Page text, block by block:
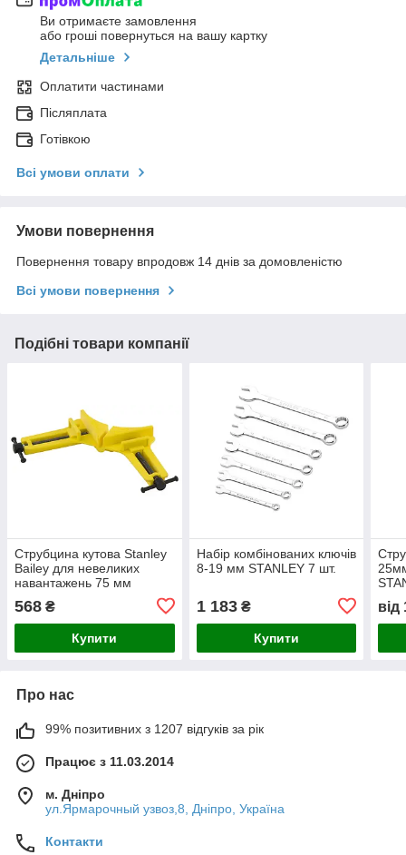
Ви отримаєте замовлення
або гроші повернуться на вашу картку
Детальніше
Оплатити частинами
Післяплата
Готівкою
Всі умови оплати
Умови повернення
Повернення товару впродовж 14 днів за домовленістю
Всі умови повернення
Подібні товари компанії
Струбцина кутова Stanley
Bailey для невеликих
навантажень 75 мм
568 ₴
Купити
Набір комбінованих ключів
8-19 мм STANLEY 7 шт.
1 183₴
Купити
від
Про нас
99% позитивних з 1207 відгуків за рік
Працює з 11.03.2014
м. Дніпро
ул.Ярмарочный узвоз,8, Дніпро, Україна
Контакти